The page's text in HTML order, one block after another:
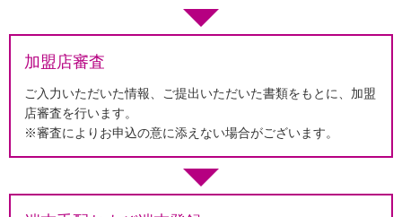
加盟店審査
ご入力いただいた情報、ご提出いただいた書類をもとに、加盟
店審査を行います。
※審査によりお申込の意に添えない場合がございます。